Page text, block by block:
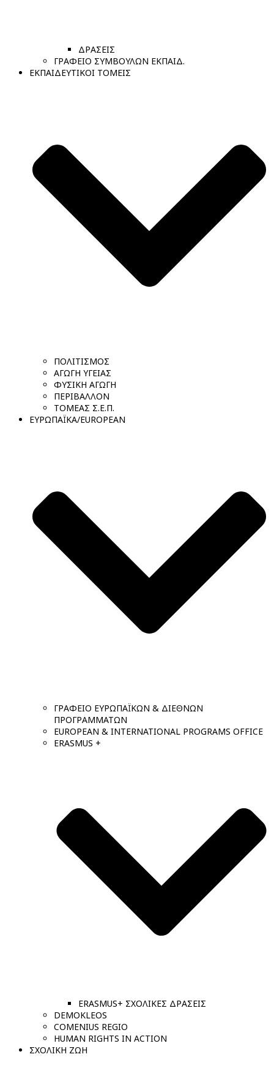
ΔΡΑΣΕΙΣ
ΓΡΑΦΕΙΟ ΣΥΜΒΟΥΛΩΝ ΕΚΠΑΙΔ.
ΕΚΠΑΙΔΕΥΤΙΚΟΙ ΤΟΜΕΙΣ
ΠΟΛΙΤΙΣΜΟΣ
ΑΓΩΓΗ ΥΓΕΙΑΣ
ΦΥΣΙΚΗ ΑΓΩΓΗ
ΠΕΡΙΒΑΛΛΟΝ
ΤΟΜΕΑΣ Σ.Ε.Π.
ΕΥΡΩΠΑΪΚΑ/EUROPEAN
ΓΡΑΦΕΙΟ ΕΥΡΩΠΑΪΚΩΝ & ΔΙΕΘΝΩΝ
ΠΡΟΓΡΑΜΜΑΤΩΝ
EUROPEAN & INTERNATIONAL PROGRAMS OFFICE
ERASMUS +
ERASMUS+ ΣΧΟΛΙΚΕΣ ΔΡΑΣΕΙΣ
DEMOKLEOS
COMENIUS REGIO
HUMAN RIGHTS IN ACTION
ΣΧΟΛΙΚΗ ΖΩΗ